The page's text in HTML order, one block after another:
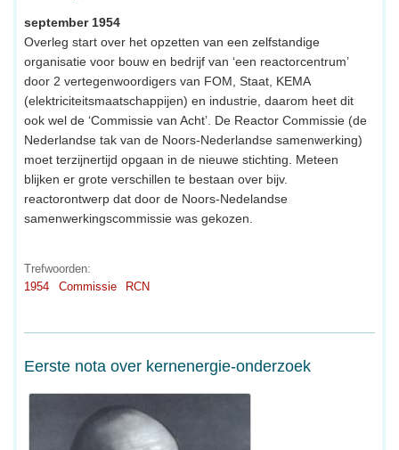
september 1954
Overleg start over het opzetten van een zelfstandige
organisatie voor bouw en bedrijf van ‘een reactorcentrum’
door 2 vertegenwoordigers van FOM, Staat, KEMA
(elektriciteitsmaatschappijen) en industrie, daarom heet dit
ook wel de ‘Commissie van Acht’. De Reactor Commissie (de
Nederlandse tak van de Noors-Nederlandse samenwerking)
moet terzijnertijd opgaan in de nieuwe stichting. Meteen
blijken er grote verschillen te bestaan over bijv.
reactorontwerp dat door de Noors-Nedelandse
samenwerkingscommissie was gekozen.
Trefwoorden:
1954
Commissie RCN
Eerste nota over kernenergie-onderzoek